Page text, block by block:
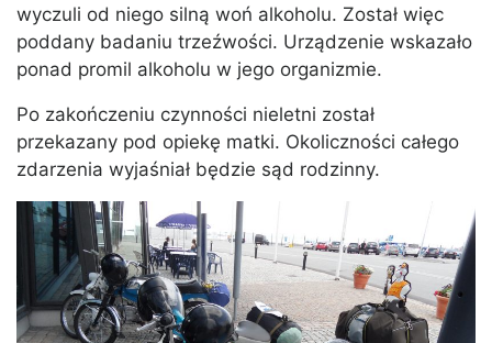
wyczuli od niego silną woń alkoholu. Został więc
poddany badaniu trzeźwości. Urządzenie wskazało
ponad promil alkoholu w jego organizmie.
Po zakończeniu czynności nieletni został
przekazany pod opiekę matki. Okoliczności całego
zdarzenia wyjaśniał będzie sąd rodzinny.